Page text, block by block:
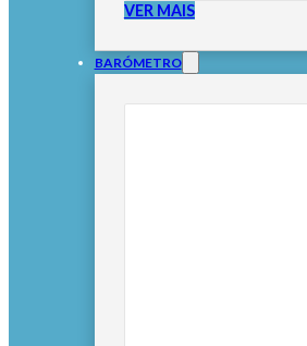
VER MAIS
BARÓMETRO